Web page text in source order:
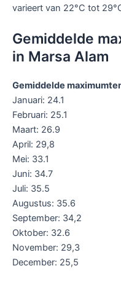
varieert van 22°C tot
Gemiddelde
in Marsa Alam
Gemiddelde
Januari: 24.1
Februari: 25.1
Maart: 26.9
April: 29,8
Mei: 33.1
Juni: 34.7
Juli: 35.5
Augustus: 35.6
September: 34,2
Oktober: 32.6
November: 29,3
December: 25,5